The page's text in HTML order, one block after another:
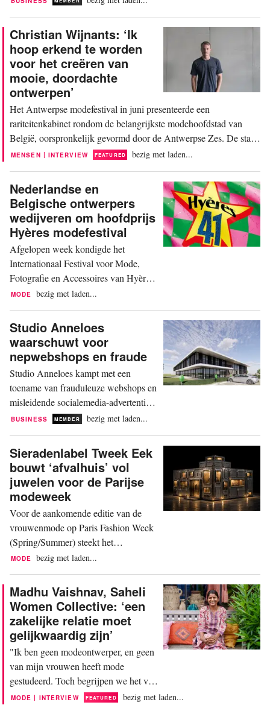
Exploitation is Not Luxurious’ valt te
lezen dat maar liefst 95 procent van de
ondervraagde topverdieners in
Londen, Parijs en New York...
Christian Wijnants: ‘Ik
hoop erkend te worden
voor het creëren van
mooie, doordachte
ontwerpen’
Het Antwerpse modefestival in juni presenteerde een
rariteitenkabinet rondom de belangrijkste modehoofdstad van
België, oorspronkelijk gevormd door de Antwerpse Zes. De stad
is tevens de thuisbasis van commerciële merken met een heldere
MENSEN | INTERVIEW FEATURED bezig met laden...
Nederlandse en
Belgische ontwerpers
wedijveren om hoofdprijs
Hyères modefestival
Afgelopen week kondigde het
Internationaal Festival voor Mode,
Fotografie en Accessoires van Hyères
de 41e editie aan, die van 15 tot en met
Mode staan onder meer de
Nederlandse Rachel Luurssen en de
Belgische Matil Vanlint. Rachel
Luurssen Rachel Luurssen studeerde
in 2023 af in Fashion Design aan
ArtEZ...
MODE bezig met laden...
Studio Anneloes
waarschuwt voor
nepwebshops en fraude
Studio Anneloes kampt met een
toename van frauduleuze webshops en
misleidende socialemedia-advertenties
die misbruik maken van haar
beeldmateriaal van het merk om
consumenten te misleiden. Omdat dit
landelijk vaker voorkomt, roept het
merk op om alert te zijn. Fraudeurs
kiezen een...
BUSINESS MEMBER bezig met laden...
Sieradenlabel Tweek Eek
bouwt ‘afvalhuis’ vol
juwelen voor de Parijse
modeweek
Voor de aankomende editie van de
vrouwenmode op Paris Fashion Week
(Spring/Summer) steekt het
Nederlandse sieradenmerk Tweek Eek
persbericht kondigt het de bouw van
een installatie aan, gemaakt van oud
constructiebouwmateriaal.
Armbanden, ringen en kettingen zijn
eveneens uit industrieel restmateriaal...
MODE bezig met laden...
Madhu Vaishnav, Saheli
Women Collective: ‘een
zakelijke relatie moet
gelijkwaardig zijn’
"Ik ben geen modeontwerper, en geen
van mijn vrouwen heeft mode
gestudeerd. Toch begrijpen we het vak
heel goed, het zit in ons DNA." Langs
MODE | INTERVIEW FEATURED bezig met laden...